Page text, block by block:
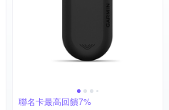
聯名卡最高回饋7%